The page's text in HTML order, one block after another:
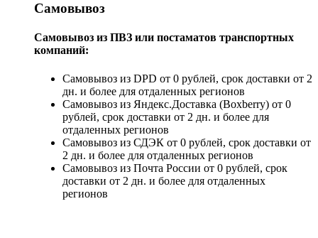
Самовывоз
Самовывоз из ПВЗ или постаматов транспортных
компаний:
Самовывоз из DPD от 0 рублей, срок доставки от 2
дн. и более для отдаленных регионов
Самовывоз из Яндекс.Доставка (Boxberry) от 0
рублей, срок доставки от 2 дн. и более для
отдаленных регионов
Самовывоз из СДЭК от 0 рублей, срок доставки от
2 дн. и более для отдаленных регионов
Самовывоз из Почта России от 0 рублей, срок
доставки от 2 дн. и более для отдаленных
регионов